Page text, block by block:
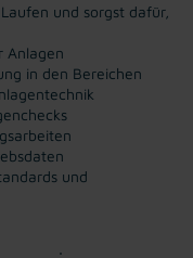
und sorgst dafür,
Anlagen
in den Bereichen
und